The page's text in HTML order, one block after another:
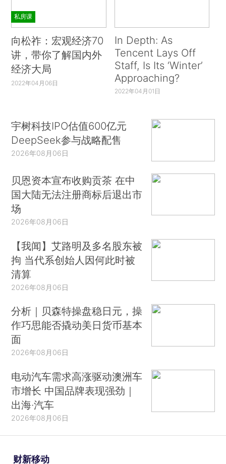
私房课
向松祚：宏观经济70
讲，带你了解国内外
经济大局
2022年04月06日
In Depth: As
Tencent Lays Off
Staff, Is Its ‘Winter’
Approaching?
2022年04月01日
宇树科技IPO估值600亿元
DeepSeek参与战略配售
2026年08月06日
贝恩资本宣布收购贡茶 在中
国大陆无法注册商标后退出市
场
2026年08月06日
【我闻】艾路明及多名股东被
拘 当代系创始人因何此时被
清算
2026年08月06日
分析｜贝森特操盘稳日元，操
作巧思能否撬动美日货币基本
面
2026年08月06日
电动汽车需求高涨驱动澳洲车
市增长 中国品牌表现强劲｜
出海·汽车
2026年08月06日
财新移动